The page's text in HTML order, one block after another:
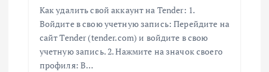
Как удалить свой аккаунт на Tender: 1.
Войдите в свою учетную запись: Перейдите на
сайт Tender (tender.com) и войдите в свою
учетную запись. 2. Нажмите на значок своего
профиля: В…